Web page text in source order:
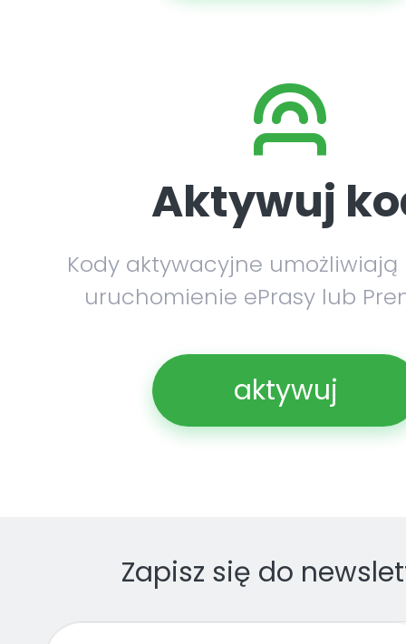
Aktywuj
Kody aktywacyjne umożliwiają
uruchomienie ePrasy lub
aktywuj
Zapisz się do